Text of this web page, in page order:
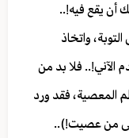
أن يقع فيه!..
واتخاذ
الآني!.. فلا بد من
المعصية، فقد ورد
إلى من عصيت!)..